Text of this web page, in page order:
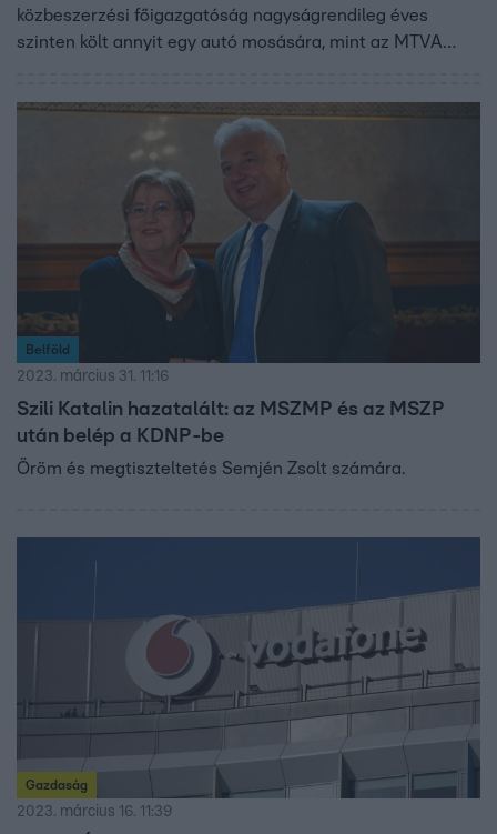
közbeszerzési főigazgatóság nagyságrendileg éves
szinten költ annyit egy autó mosására, mint az MTVA
erőforrásokat fordítanak, az elért színvonal azonban így
sem üti meg az elvárt mértéket.
Belföld
2023. március 31. 11:16
Szili Katalin hazatalált: az MSZMP és az MSZP
után belép a KDNP-be
Öröm és megtiszteltetés Semjén Zsolt számára.
Gazdaság
2023. március 16. 11:39